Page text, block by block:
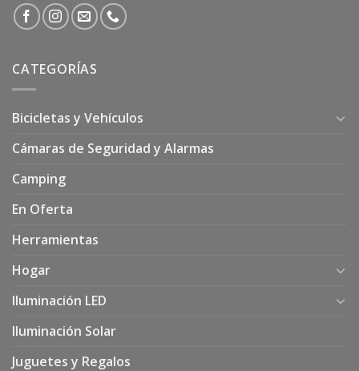
CATEGORÍAS
Bicicletas y Vehículos
Cámaras de Seguridad y Alarmas
Camping
En Oferta
Herramientas
Hogar
Iluminación LED
Iluminación Solar
Juguetes y Regalos